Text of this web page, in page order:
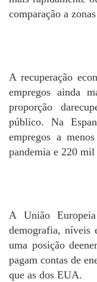
comparação a
A recuperação
empregos ainda
proporção
público. Na
empregos a
pandemia e 220
A União
demografia, níveis
uma posição
pagam contas de
que as dos EUA.